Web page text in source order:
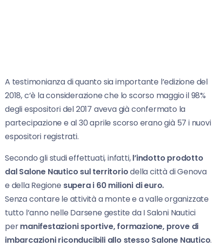
A testimonianza di quanto sia importante l’edizione del
2018, c’è la considerazione che lo scorso maggio il 98%
degli espositori del 2017 aveva già confermato la
partecipazione e al 30 aprile scorso erano già 57 i nuovi
espositori registrati.
Secondo gli studi effettuati, infatti,l’indotto prodotto
dal Salone Nautico sul territoriodella città di Genova
e della Regione supera i 60 milioni di euro.
Senza contare le attività a monte e a valle organizzate
tutto l’anno nelle Darsene gestite da I Saloni Nautici
permanifestazioni sportive, formazione, prove di
imbarcazioni riconducibili allo stesso Salone Nautico.